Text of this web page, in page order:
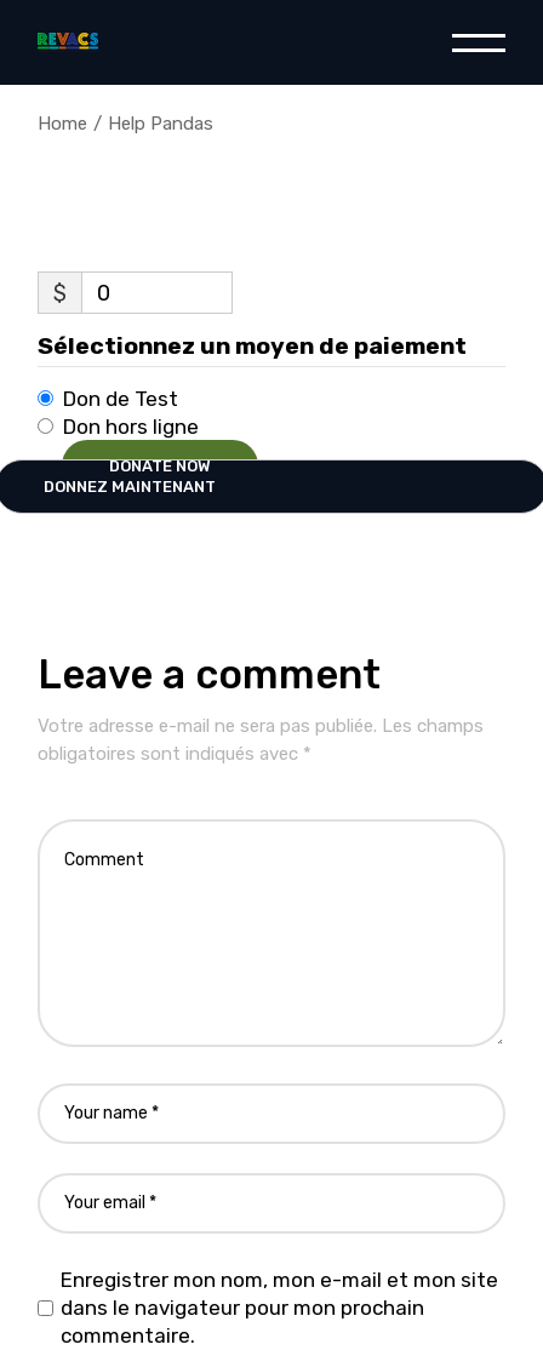
Home Help Pandas
$ 0
DONATE NOW
Sélectionnez un moyen de paiement
Don de Test
Don hors ligne
Leave a comment
Votre adresse e-mail ne sera pas publiée. Les champs
obligatoires sont indiqués avec *
Enregistrer mon nom, mon e-mail et mon site
dans le navigateur pour mon prochain
commentaire.